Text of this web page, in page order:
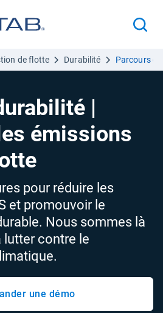
de flotte Durabilité Parcours
|
émissions
pour réduire les
et promouvoir le
Nous sommes là
lutter contre le
une démo